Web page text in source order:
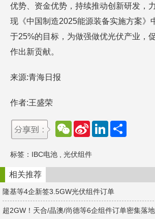
优势、资金优势，持续推动创新研发，
现《中国制造2025能源装备实施方案》
于25%的目标，为做强做优光伏产业，
作出新贡献。
来源:青海日报
作者:王盛荣
W
e
a
t
S
W
e
b
o
L
d
n
标签： IBC电池 光伏组件
相关推荐
隆基等4企新签3.5GW光伏组件订单
超2GW！天合/晶澳/尚德等6企组件订单密集落地